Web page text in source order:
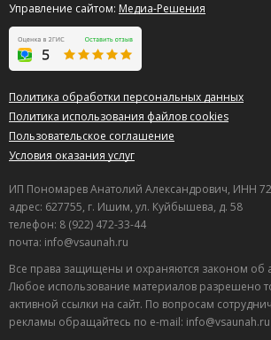
Управление сайтом: Медиа-Решения
Политика обработки персональных данных
Политика использования файлов cookies
Пользовательское соглашение
Условия оказания услуг
ИП Пономарев Анатолий Александрович, ИНН
адрес: 627755, г. Ишим, ул. Куйбышева, д. 58
телефон: 8 (922) 472-33-44
почта: info@vsaunah.ru
Все права защищены и охраняются законом об
Любое использование материалов разрешено
активной ссылки на сайт. По вопросам
рекламы обращайтесь по e-mail: info@vsaunah.ru